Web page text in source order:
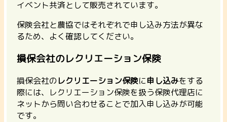
イベント共済として販売されています。
保険会社と農協ではそれぞれで申し込み方法が異な
るため、よく確認してください。
損保会社のレクリエーション保険
損保会社のレクリエーション保険に申し込みをする
際には、レクリエーション保険を扱う保険代理店に
ネットから問い合わせることで加入申し込みが可能
です。